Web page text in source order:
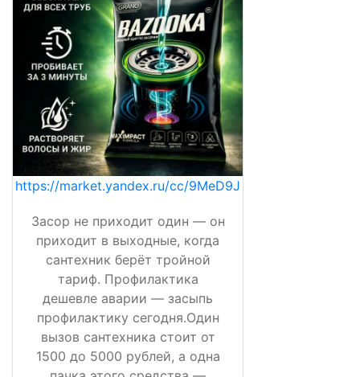
https://market.yandex.ru/cc/9MeD9J
Засор не приходит один — он
приходит в выходные, когда
сантехник берёт тройной
тариф. Профилактика
дешевле аварии — засыпь
профилактику сегодня.Один
вызов сантехника стоит от
1500 до 5000 рублей, а одна